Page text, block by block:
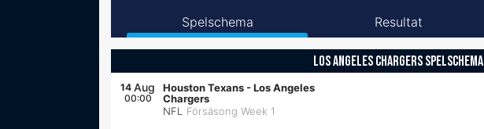
Spelschema Resultat
LOS ANGELES CHARGERS SPELSCHEMA
14 Aug
00:00
Houston Texans -Los Angeles
Chargers
NFL
Försäsong Week 1